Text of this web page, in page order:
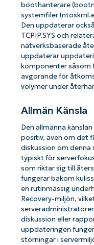
boothanterare
systemfiler
Den uppdaterar
TCPIP.SYS och
nätverksbaserade
uppdaterar
komponenter såsom
avgörande för
volymer under
Allmän Känsla
Den allmänna
positiv, även om det
diskussion om
typiskt för
som riktar sig till
fungerar bakom
en rutinmässig
Recovery-miljön,
diskussion eller
uppdateringen
störningar i